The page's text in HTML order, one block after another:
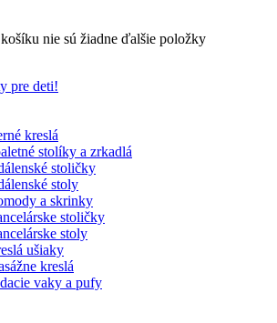
nie sú žiadne ďalšie položky
pre deti!
kreslá
stolíky a zrkadlá
stoličky
stoly
a skrinky
stoličky
stoly
ušiaky
kreslá
vaky a pufy